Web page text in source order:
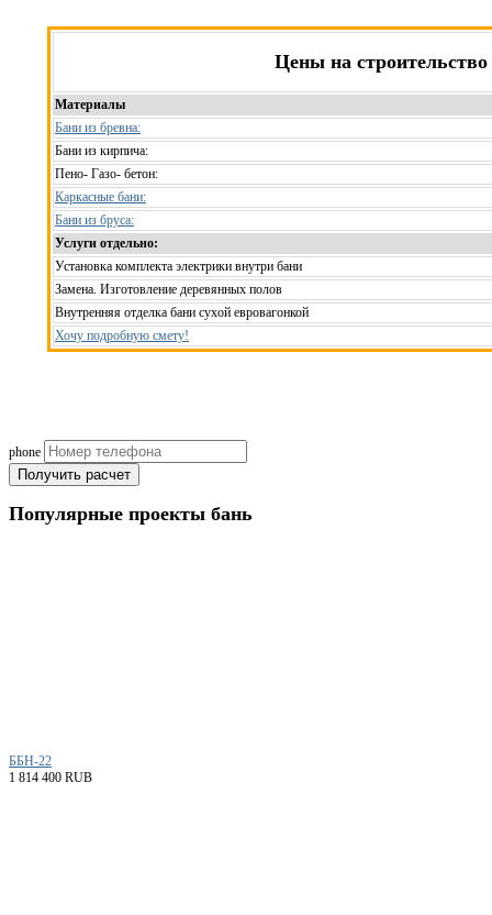
Цены на строительство
Материалы
Бани из бревна:
Бани из кирпича:
Пено- Газо- бетон:
Каркасные бани:
Бани из бруса:
Услуги отдельно:
Установка комплекта электрики внутри бани
Замена. Изготовление деревянных полов
Внутренняя отделка бани сухой евровагонкой
Хочу подробную смету!
phone
Получить расчет
Популярные проекты бань
ББН-22
1 814 400 RUB